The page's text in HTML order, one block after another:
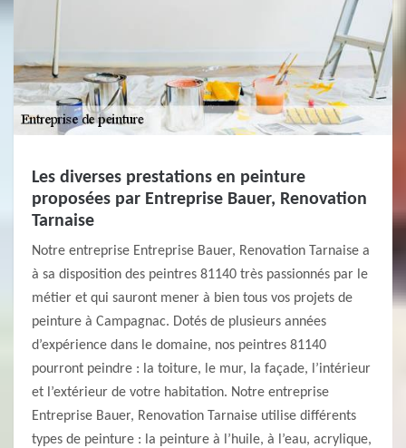
Les diverses prestations en peinture
proposées par Entreprise Bauer, Renovation
Tarnaise
Notre entreprise Entreprise Bauer, Renovation Tarnaise a
à sa disposition des peintres 81140 très passionnés par le
métier et qui sauront mener à bien tous vos projets de
peinture à Campagnac. Dotés de plusieurs années
d’expérience dans le domaine, nos peintres 81140
pourront peindre : la toiture, le mur, la façade, l’intérieur
et l’extérieur de votre habitation. Notre entreprise
Entreprise Bauer, Renovation Tarnaise utilise différents
types de peinture : la peinture à l’huile, à l’eau, acrylique,